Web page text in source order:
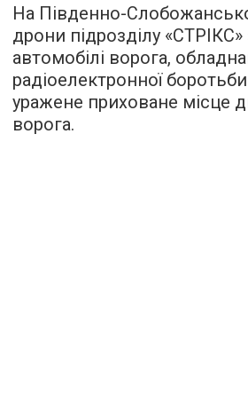
На Південно-
дрони підрозділу
автомобілі ворога,
радіоелектронної
уражене приховане місце
ворога.